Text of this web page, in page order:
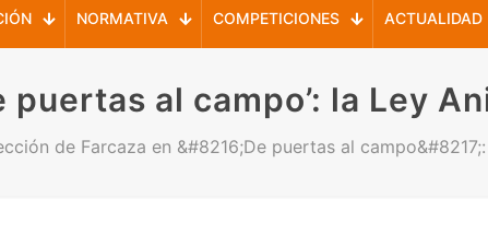
NORMATIVA COMPETICIONES ACTUALIDAD
puertas al campo’: la Ley
de Farcaza en &#8216;De puertas al